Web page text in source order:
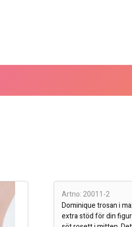
Artno: 20011-2
Dominique trosan i
extra stöd för din